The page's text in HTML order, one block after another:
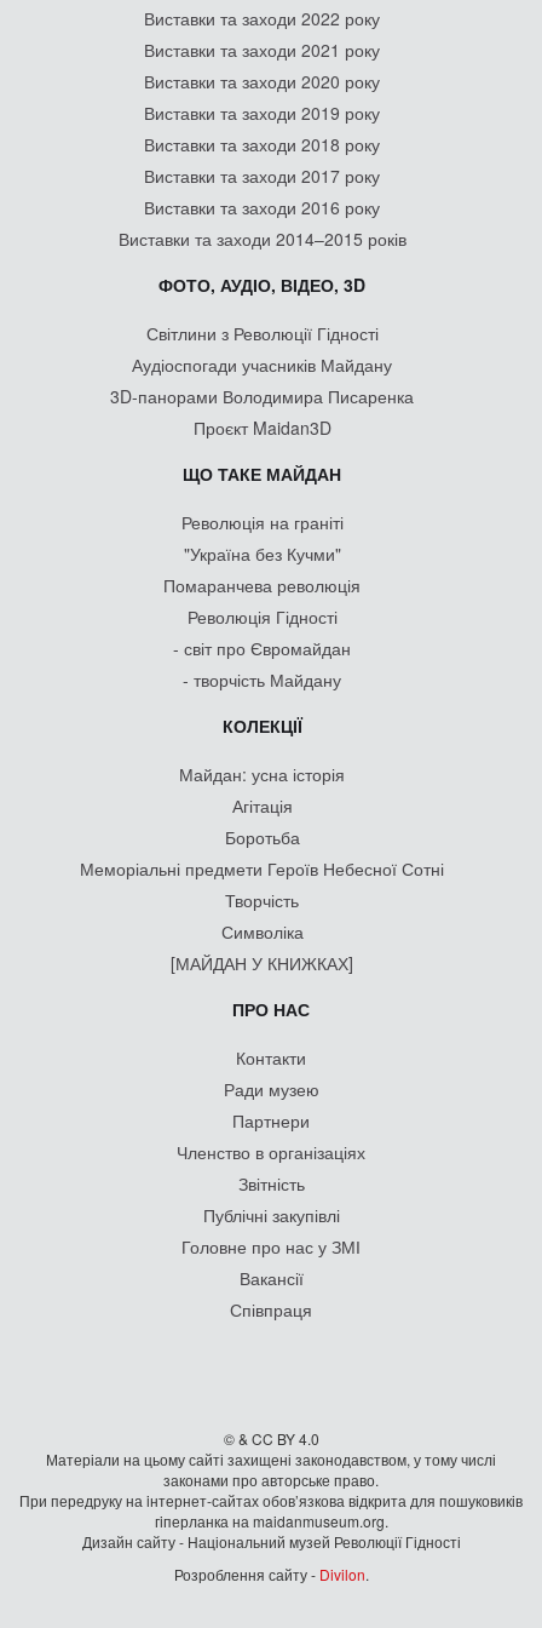
Виставки та заходи 2022 року
Виставки та заходи 2021 року
Виставки та заходи 2020 року
Виставки та заходи 2019 року
Виставки та заходи 2018 року
Виставки та заходи 2017 року
Виставки та заходи 2016 року
Виставки та заходи 2014–2015 років
ФОТО, АУДІО, ВІДЕО, 3D
Світлини з Революції Гідності
Аудіоспогади учасників Майдану
3D-панорами Володимира Писаренка
Проєкт Maidan3D
ЩО ТАКЕ МАЙДАН
Революція на граніті
"Україна без Кучми"
Помаранчева революція
Революція Гідності
- світ про Євромайдан
- творчість Майдану
КОЛЕКЦІЇ
Майдан: усна історія
Агітація
Боротьба
Меморіальні предмети Героїв Небесної Сотні
Творчість
Символіка
[МАЙДАН У КНИЖКАХ]
ПРО НАС
Контакти
Ради музею
Партнери
Членство в організаціях
Звітність
Публічні закупівлі
Головне про нас у ЗМІ
Вакансії
Співпраця
© & CC BY 4.0
Матеріали на цьому сайті захищені законодавством, у тому числі
законами про авторське право.
При передруку на iнтернет-сайтах обов’язкова відкрита для пошуковиків
гiперланка на maidanmuseum.org.
Дизайн сайту - Національний музей Революції Гідності
Розроблення сайту - Divilon.